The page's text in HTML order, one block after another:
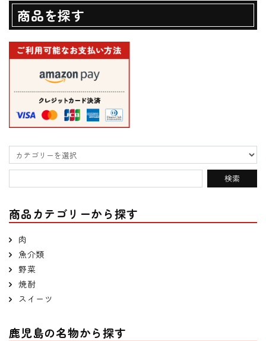
商品を探す
商品カテゴリーから探す
肉
魚介類
野菜
焼酎
スイーツ
鹿児島の名物から探す